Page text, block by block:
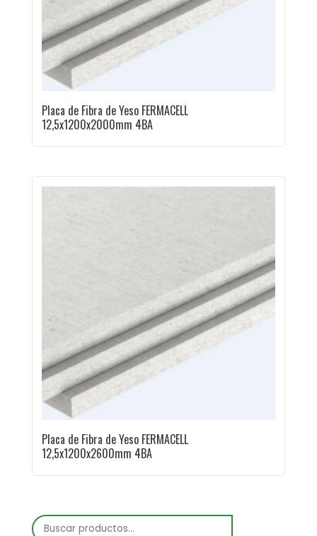
Placa de Fibra de Yeso FERMACELL
12,5x1200x2000mm 4BA
Placa de Fibra de Yeso FERMACELL
12,5x1200x2600mm 4BA
Buscar